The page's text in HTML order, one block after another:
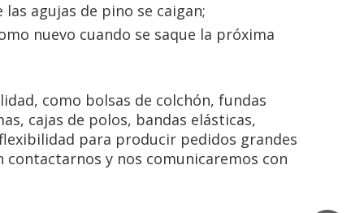
agujas de pino se caigan;
nuevo cuando se saque la próxima
como bolsas de colchón, fundas
cajas de polos, bandas elásticas,
para producir pedidos grandes
contactarnos y nos comunicaremos con